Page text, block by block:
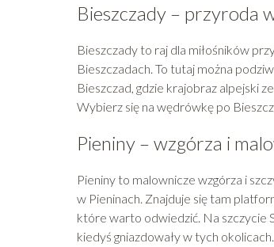
Bieszczady – przyroda
Bieszczady to raj dla miłośników
Bieszczadach. To tutaj można
Bieszczad, gdzie krajobraz alpejski
Wybierz się na wędrówkę po
Pieniny – wzgórza i
Pieniny to malownicze wzgórza i
w Pieninach. Znajduje się tam
które warto odwiedzić. Na szczycie
kiedyś gniazdowały w tych okolicach.